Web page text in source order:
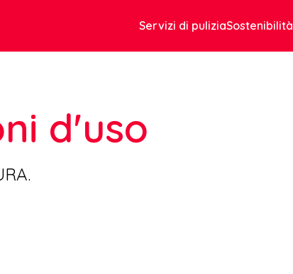
Servizi di puliziaSostenibilità
d'uso